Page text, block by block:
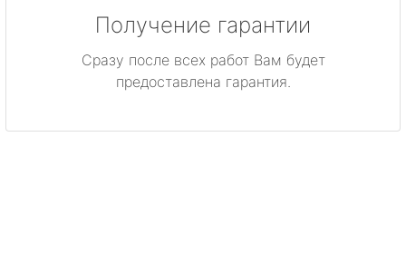
Получение гарантии
Сразу после всех работ Вам будет
предоставлена гарантия.